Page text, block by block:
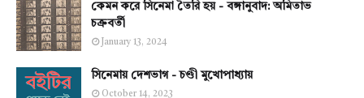
কেমন করে সিনেমা তৈরি হয় - বঙ্গানুবাদ: অমিতাভ
চক্রবর্তী
January 13, 2024
সিনেমায় দেশভাগ - চণ্ডী মুখোপাধ্যায়
October 14, 2023